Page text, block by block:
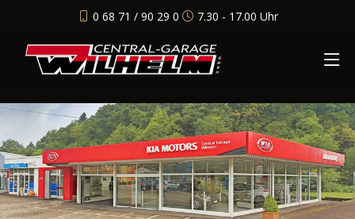
0 68 71 / 90 29 0 7.30 - 17.00 Uhr